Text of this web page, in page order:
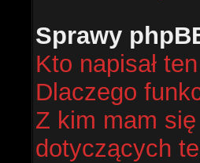
Sprawy
Kto napisał
Dlaczego
Z kim mam
dotyczących